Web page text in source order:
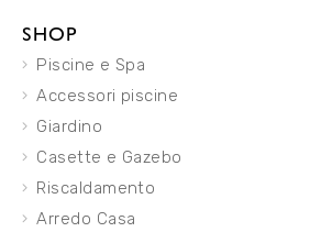
SHOP
Piscine e Spa
Accessori piscine
Giardino
Casette e Gazebo
Riscaldamento
Arredo Casa